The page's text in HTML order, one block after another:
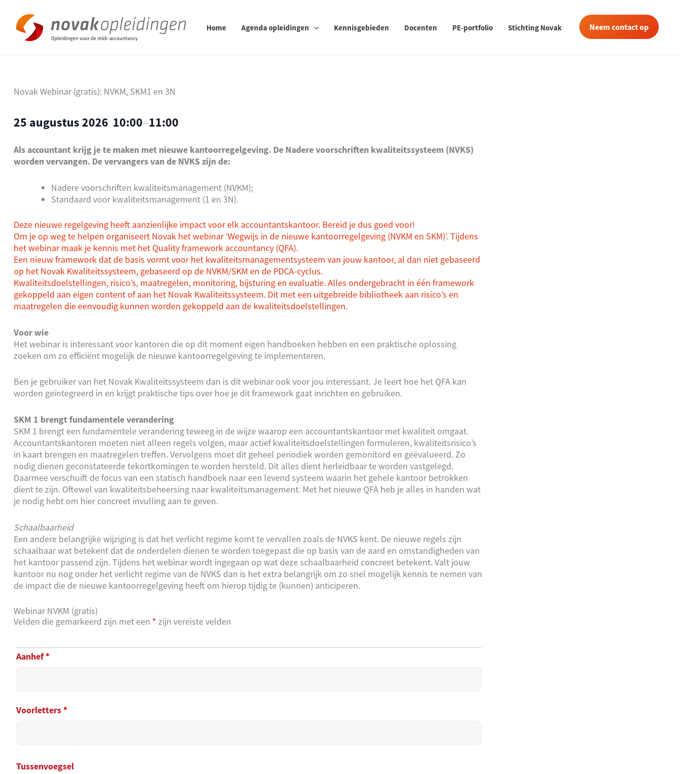
inhoud
Home Agenda opleidingen Kennisgebieden Docenten PE-portfolio Stichting Novak Neem contact op
Novak Webinar (gratis): NVKM, SKM1 en 3N
25 augustus 2026 10:00–11:00
Als accountant krijg je te maken met nieuwe kantoorregelgeving. De Nadere voorschriften kwaliteitssysteem (NVKS)
worden vervangen. De vervangers van de NVKS zijn de:
Nadere voorschriften kwaliteitsmanagement (NVKM);
Standaard voor kwaliteitsmanagement (1 en 3N).
Deze nieuwe regelgeving heeft aanzienlijke impact voor elk accountantskantoor. Bereid je dus goed voor!
Om je op weg te helpen organiseert Novak het webinar ‘Wegwijs in de nieuwe kantoorregelgeving (NVKM en SKM)’. Tijdens
het webinar maak je kennis met het Quality framework accountancy (QFA).
Een nieuw framework dat de basis vormt voor het kwaliteitsmanagementsysteem van jouw kantoor, al dan niet gebaseerd
op het Novak Kwaliteitssysteem, gebaseerd op de NVKM/SKM en de PDCA-cyclus.
Kwaliteitsdoelstellingen, risico’s, maatregelen, monitoring, bijsturing en evaluatie. Alles ondergebracht in één framework
gekoppeld aan eigen content of aan het Novak Kwaliteitssysteem. Dit met een uitgebreide bibliotheek aan risico’s en
maatregelen die eenvoudig kunnen worden gekoppeld aan de kwaliteitsdoelstellingen.
Voor wie
Het webinar is interessant voor kantoren die op dit moment eigen handboeken hebben en een praktische oplossing
zoeken om zo efficiënt mogelijk de nieuwe kantoorregelgeving te implementeren.
Ben je gebruiker van het Novak Kwaliteitssysteem dan is dit webinar ook voor jou interessant. Je leert hoe het QFA kan
worden geïntegreerd in en krijgt praktische tips over hoe je dit framework gaat inrichten en gebruiken.
SKM 1 brengt fundamentele verandering
SKM 1 brengt een fundamentele verandering teweeg in de wijze waarop een accountantskantoor met kwaliteit omgaat.
Accountantskantoren moeten niet alleen regels volgen, maar actief kwaliteitsdoelstellingen formuleren, kwaliteitsrisico’s
in kaart brengen en maatregelen treffen. Vervolgens moet dit geheel periodiek worden gemonitord en geëvalueerd. Zo
nodig dienen geconstateerde tekortkomingen te worden hersteld. Dit alles dient herleidbaar te worden vastgelegd.
Daarmee verschuift de focus van een statisch handboek naar een levend systeem waarin het gehele kantoor betrokken
dient te zijn. Oftewel van kwaliteitsbeheersing naar kwaliteitsmanagement. Met het nieuwe QFA heb je alles in handen wat
je nodig hebt om hier concreet invulling aan te geven.
Schaalbaarheid
Een andere belangrijke wijziging is dat het verlicht regime komt te vervallen zoals de NVKS kent. De nieuwe regels zijn
schaalbaar wat betekent dat de onderdelen dienen te worden toegepast die op basis van de aard en omstandigheden van
het kantoor passend zijn. Tijdens het webinar wordt ingegaan op wat deze schaalbaarheid concreet betekent. Valt jouw
kantoor nu nog onder het verlicht regime van de NVKS dan is het extra belangrijk om zo snel mogelijk kennis te nemen van
de impact die de nieuwe kantoorregelgeving heeft om hierop tijdig te (kunnen) anticiperen.
Webinar NVKM (gratis)
Velden die gemarkeerd zijn met een * zijn vereiste velden
Aanhef*
Voorletters*
Tussenvoegsel